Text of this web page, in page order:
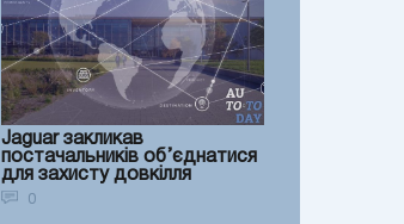
Jaguar закликав
постачальників об’єднатися
для захисту довкілля
0